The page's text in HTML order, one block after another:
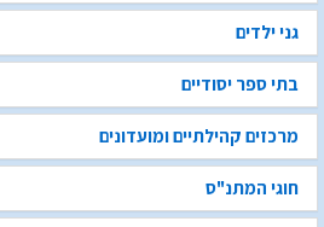
גני ילדים
בתי ספר יסודיים
מרכזים קהילתיים ומועדונים
חוגי המתנ"ס